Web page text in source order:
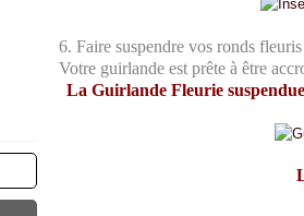
6. Faire suspendre vos ronds
Votre guirlande est prête à être
La Guirlande Fleurie